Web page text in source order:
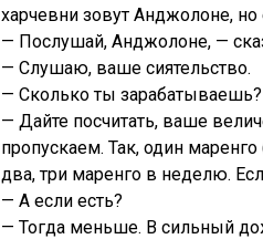
харчевни зовут Анджолоне,
— Послушай, Анджолоне, —
— Слушаю, ваше сиятельство.
— Сколько ты зарабатываешь?
— Дайте посчитать, ваше
пропускаем. Так, один
два, три маренго в неделю.
— А если есть?
— Тогда меньше. В сильный